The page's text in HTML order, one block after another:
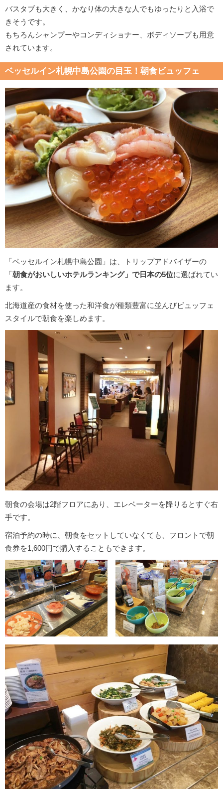
バスタブも大きく、かなり体の大きな人でもゆったりと入浴で
きそうです。
もちろんシャンプーやコンディショナー、ボディソープも用意
されています。
ベッセルイン札幌中島公園の目玉！朝食ビュッフェ
「ベッセルイン札幌中島公園」は、トリップアドバイザーの
「朝食がおいしいホテルランキング」で日本の5位に選ばれてい
ます。
北海道産の食材を使った和洋食が種類豊富に並んびビュッフェ
スタイルで朝食を楽しめます。
朝食の会場は2階フロアにあり、エレベーターを降りるとすぐ右
手です。
宿泊予約の時に、朝食をセットしていなくても、フロントで朝
食券を1,600円で購入することもできます。